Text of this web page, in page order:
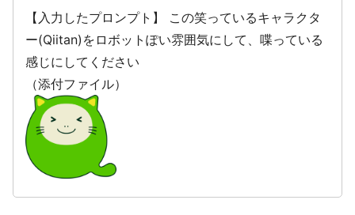
【入力したプロンプト】 この笑っているキャラクタ
ー(Qiitan)をロボットぽい雰囲気にして、喋っている
感じにしてください
（添付ファイル）